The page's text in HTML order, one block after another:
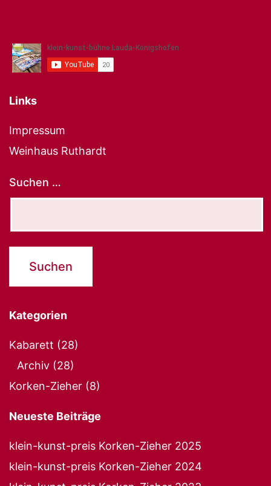
Links
Impressum
Weinhaus Ruthardt
Suchen …
Kategorien
Kabarett (28)
Archiv (28)
Korken-Zieher (8)
Neueste Beiträge
klein-kunst-preis Korken-Zieher 2025
klein-kunst-preis Korken-Zieher 2024